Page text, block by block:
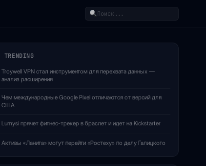
Поиск
TRENDING
Troywell VPN стал инструментом для перехвата данных —
анализ расширения
Чем международные Google Pixel отличаются от версий для
США
Lumysi прячет фитнес-трекер в браслет и идет на Kickstarter
Активы «Ланита» могут перейти «Ростеху» по делу Галицкого